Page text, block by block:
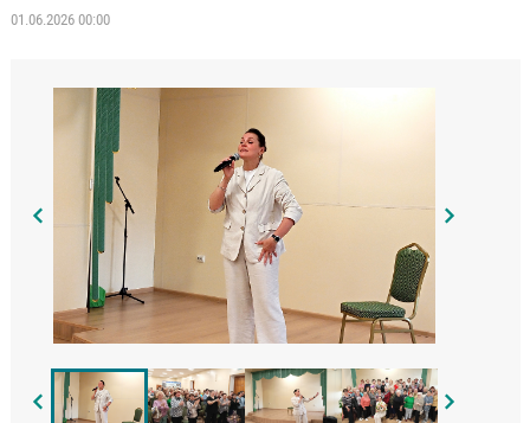
01.06.2026 00:00